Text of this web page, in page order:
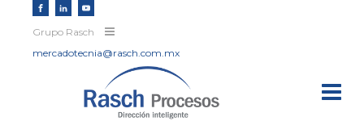
Grupo Rasch
mercadotecnia@rasch.com.mx